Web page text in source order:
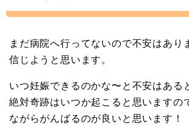
まだ病院へ行ってないので不安はあり
信じようと思います。
いつ妊娠できるのかな〜と不安はある
絶対奇跡はいつか起こると思いますの
ながらがんばるのが良いと思います！